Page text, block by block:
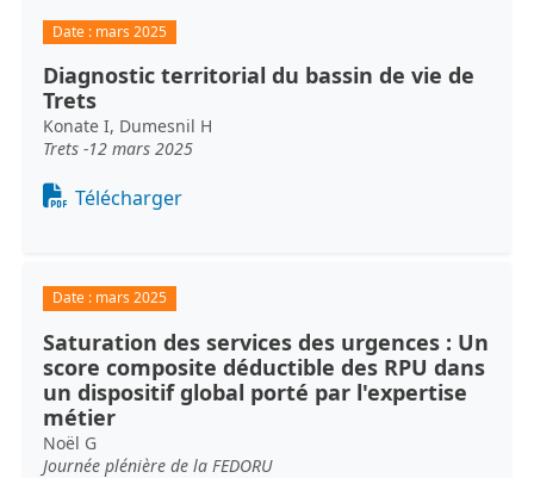
Date : mars 2025
Diagnostic territorial du bassin de vie de
Trets
Konate I, Dumesnil H
Trets -12 mars 2025
Document
Télécharger
Date : mars 2025
Saturation des services des urgences : Un
score composite déductible des RPU dans
un dispositif global porté par l'expertise
métier
Noël G
Journée plénière de la FEDORU